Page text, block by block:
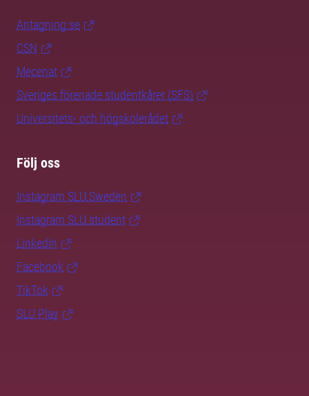
Antagning.se
CSN
Mecenat
Sveriges förenade studentkårer (SFS)
Universitets- och högskolerådet
Följ oss
Instagram SLU.Sweden
Instagram SLU.student
LinkedIn
Facebook
TikTok
SLU Play